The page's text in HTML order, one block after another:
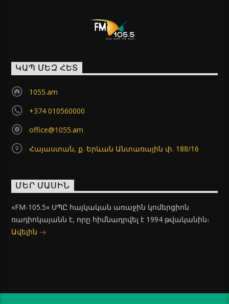
ԿԱՊ ՄԵԶ ՀԵՏ
1055.am
+374 010560000
office@1055.am
Հայաստան, ք. Երևան Անտառային փ. 188/16
ՄԵՐ ՄԱՍԻՆ
«FM-105.5» ՍՊԸ հայկական առաջին կոմերցիոն
ռադիոկայանն է, որը հիմնադրվել է 1994 թվականին։
Ավելին